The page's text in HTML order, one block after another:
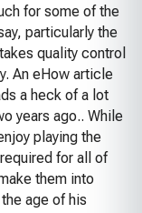
for some of the
particularly the
quality control
An eHow article
a heck of a lot
years ago.. While
playing the
for all of
them into
age of his